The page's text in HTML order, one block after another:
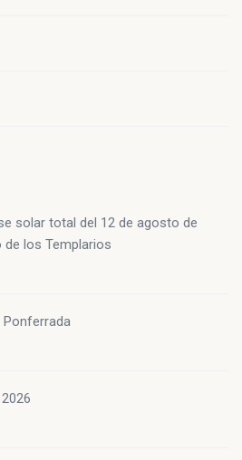
solar total del 12 de agosto de
de los Templarios
Ponferrada